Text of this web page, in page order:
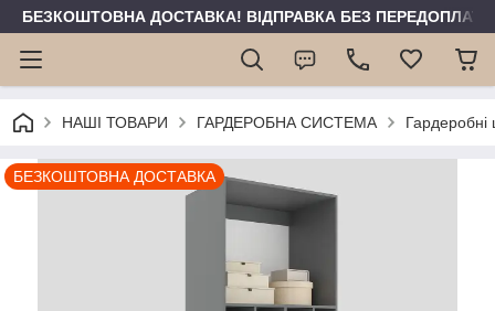
БЕЗКОШТОВНА ДОСТАВКА! ВІДПРАВКА БЕЗ ПЕРЕДОПЛАТИ
НАШІ ТОВАРИ ГАРДЕРОБНА СИСТЕМА
БЕЗКОШТОВНА ДОСТАВКА